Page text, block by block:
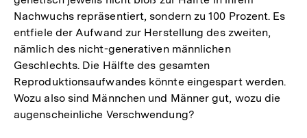
Nachwuchs repräsentiert, sondern zu 100 Prozent. Es
entfiele der Aufwand zur Herstellung des zweiten,
nämlich des nicht-generativen männlichen
Geschlechts. Die Hälfte des gesamten
Reproduktionsaufwandes könnte eingespart werden.
Wozu also sind Männchen und Männer gut, wozu die
augenscheinliche Verschwendung?